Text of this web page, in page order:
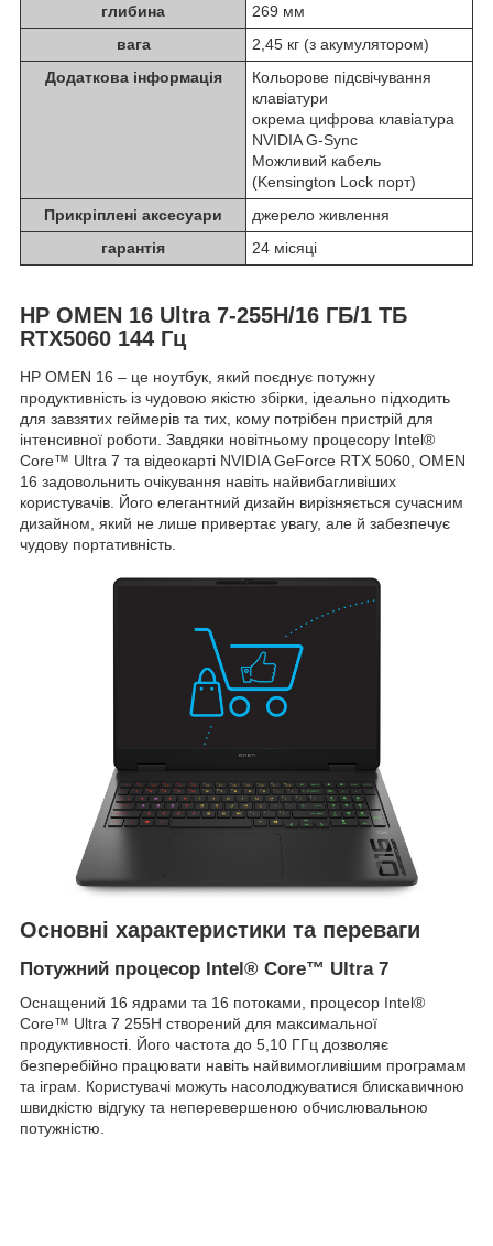
глибина
269 мм
вага
2,45 кг (з акумулятором)
Додаткова інформація
Кольорове підсвічування
клавіатури
окрема цифрова клавіатура
NVIDIA G-Sync
Можливий кабель
(Kensington Lock порт)
Прикріплені аксесуари
джерело живлення
гарантія
24 місяці
HP OMEN 16 Ultra 7-255H/16 ГБ/1 ТБ
RTX5060 144 Гц
HP OMEN 16 – це ноутбук, який поєднує потужну
продуктивність із чудовою якістю збірки, ідеально підходить
для завзятих геймерів та тих, кому потрібен пристрій для
інтенсивної роботи. Завдяки новітньому процесору Intel®
Core™ Ultra 7 та відеокарті NVIDIA GeForce RTX 5060, OMEN
16 задовольнить очікування навіть найвибагливіших
користувачів. Його елегантний дизайн вирізняється сучасним
дизайном, який не лише привертає увагу, але й забезпечує
чудову портативність.
Основні характеристики та переваги
Потужний процесор Intel® Core™ Ultra 7
Оснащений 16 ядрами та 16 потоками, процесор Intel®
Core™ Ultra 7 255H створений для максимальної
продуктивності. Його частота до 5,10 ГГц дозволяє
безперебійно працювати навіть найвимогливішим програмам
та іграм. Користувачі можуть насолоджуватися блискавичною
швидкістю відгуку та неперевершеною обчислювальною
потужністю.